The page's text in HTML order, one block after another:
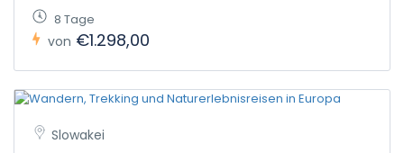
8 Tage
von €1.298,00
Slowakei